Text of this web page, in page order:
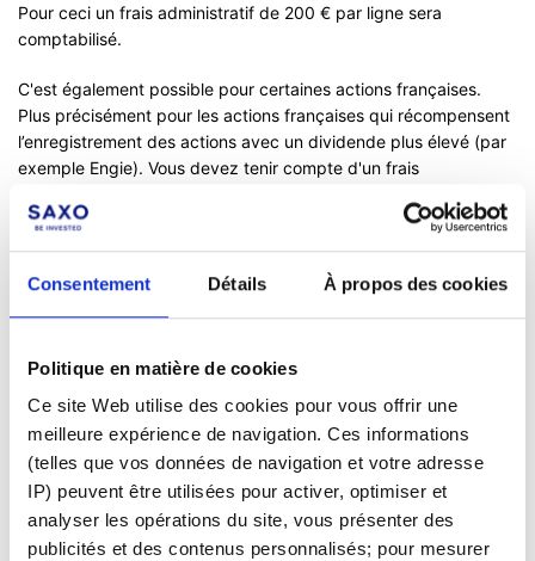
Consentement Détails À propos des cookies
Politique en matière de cookies
Ce site Web utilise des cookies pour vous offrir une
meilleure expérience de navigation. Ces informations
(telles que vos données de navigation et votre adresse
IP) peuvent être utilisées pour activer, optimiser et
analyser les opérations du site, vous présenter des
publicités et des contenus personnalisés; pour mesurer
Pour ceci un frais administratif de 200 € par ligne sera
comptabilisé.
C'est également possible pour certaines actions françaises.
Plus précisément pour les actions françaises qui récompensent
l’enregistrement des actions avec un dividende plus élevé (par
exemple Engie). Vous devez tenir compte d'un frais
l'enregistrement vous sera comptabilisé.
Pour faire enregistrer vos actions ou pour les dématérialiser,
support.
Attention
: L'enregistrement ou la dématérialisation des actions
peut prendre plusieurs semaines. Veuillez noter que ces actions
ne peuvent pas être négociées pendant cette période.